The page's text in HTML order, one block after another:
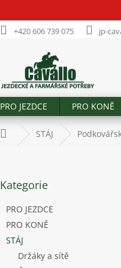
+420 606 739 075 jp-
PRO JEZDCE PRO KONĚ
Domů STÁJ
kategorie
Kategorie
PRO JEZDCE
PRO KONĚ
STÁJ
Držáky a sítě